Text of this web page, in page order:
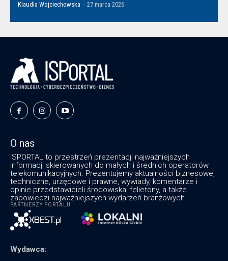
Klaudia Wojciechowska - 27 marca 2026
O nas
ISPORTAL to przestrzeń prezentacji najważniejszych
informacji skierowanych do małych i średnich operatorów
telekomunikacyjnych. Prezentujemy aktualności biznesowe,
techniczne, urzędowe i prawne, wywiady, komentarze i
opinie przedstawicieli środowiska, felietony, a także
zapowiedzi najważniejszych wydarzeń branżowych.
PARTNERZY PORTALU
Wydawca: